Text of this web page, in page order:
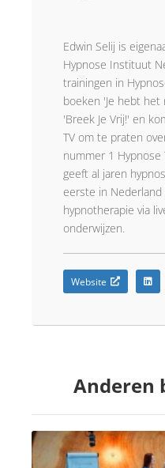
Edwin Selij is
Hypnose Instituut
trainingen in
boeken 'Je hebt
'Breek Je Vrij!' en
TV om te praten
nummer 1 Hypnose
geeft al jaren
eerste in
hypnotherapie via
onderwijzen.
Website
Anderen